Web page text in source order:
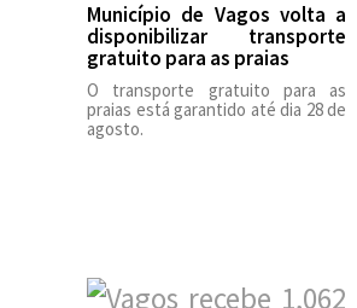
Município de Vagos volta a
disponibilizar transporte
gratuito para as praias
O transporte gratuito para as
praias está garantido até dia 28 de
agosto.